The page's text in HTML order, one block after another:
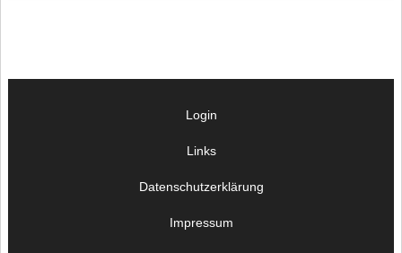
Login
Links
Datenschutzerklärung
Impressum